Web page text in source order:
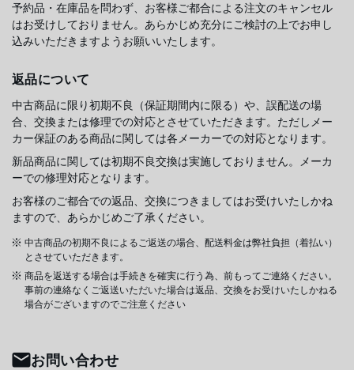
予約品・在庫品を問わず、お客様ご都合による注文のキャンセル
はお受けしておりません。あらかじめ充分にご検討の上でお申し
込みいただきますようお願いいたします。
返品について
中古商品に限り初期不良（保証期間内に限る）や、誤配送の場
合、交換または修理での対応とさせていただきます。ただしメー
カー保証のある商品に関しては各メーカーでの対応となります。
新品商品に関しては初期不良交換は実施しておりません。メーカ
ーでの修理対応となります。
お客様のご都合での返品、交換につきましてはお受けいたしかね
ますので、あらかじめご了承ください。
中古商品の初期不良によるご返送の場合、配送料金は弊社負担（着払い）
とさせていただきます。
商品を返送する場合は手続きを確実に行う為、前もってご連絡ください。
事前の連絡なくご返送いただいた場合は返品、交換をお受けいたしかねる
場合がございますのでご注意ください
お問い合わせ